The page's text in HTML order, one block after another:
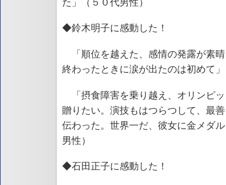
た」（５０代男性）
◆鈴木明子に感動した！
「順位を越えた、感情の発露が素
終わったときに涙が出たのは初めて
「摂食障害を乗り越え、オリンピ
贈りたい。演技もはつらつして、最
伝わった。世界一だ、彼女に金メダ
男性）
◆石田正子に感動した！